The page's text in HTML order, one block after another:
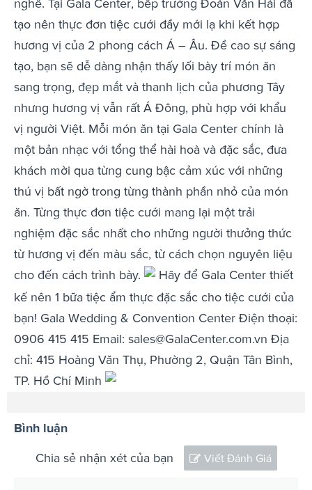
nghề. Tại Gala Center, bếp trưởng Đoàn Văn Hải đã
tạo nên thực đơn tiệc cưới đầy mới lạ khi kết hợp
hương vị của 2 phong cách Á – Âu. Đề cao sự sáng
tạo, bạn sẽ dễ dàng nhận thấy lối bày trí món ăn
sang trọng, đẹp mắt và thanh lịch của phương Tây
nhưng hương vị vẫn rất Á Đông, phù hợp với khẩu
vị người Việt. Mỗi món ăn tại Gala Center chính là
một bản nhạc với tổng thể hài hoà và đặc sắc, đưa
khách mời qua từng cung bậc cảm xúc với những
thú vị bất ngờ trong từng thành phần nhỏ của món
ăn. Từng thực đơn tiệc cưới mang lại một trải
nghiệm đặc sắc nhất cho những người thưởng thức
từ hương vị đến màu sắc, từ cách chọn nguyên liệu
cho đến cách trình bày.
Hãy để Gala Center thiết
kế nên 1 bữa tiệc ẩm thực đặc sắc cho tiệc cưới của
bạn! Gala Wedding & Convention Center Điện thoại:
0906 415 415 Email: sales@GalaCenter.com.vn Địa
chỉ: 415 Hoàng Văn Thụ, Phường 2, Quận Tân Bình,
TP. Hồ Chí Minh
Bình luận
Chia sẻ nhận xét của bạn Viết Đánh Giá